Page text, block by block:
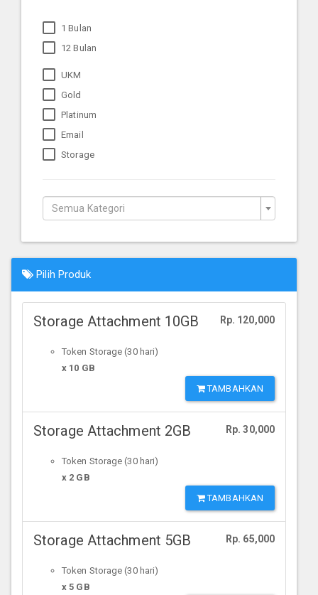
1 Bulan
12 Bulan
UKM
Gold
Platinum
Email
Storage
Semua Kategori
Pilih Produk
Storage Attachment 10GB Rp. 120,000
Token Storage (30 hari)
x 10 GB
TAMBAHKAN
Storage Attachment 2GB Rp. 30,000
Token Storage (30 hari)
x 2 GB
TAMBAHKAN
Storage Attachment 5GB Rp. 65,000
Token Storage (30 hari)
x 5 GB